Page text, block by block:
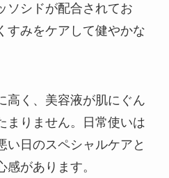
ソシドが配合されてお
すみをケアして健やかな
高く、美容液が肌にぐん
まりません。日常使いは
い日のスペシャルケアと
感があります。